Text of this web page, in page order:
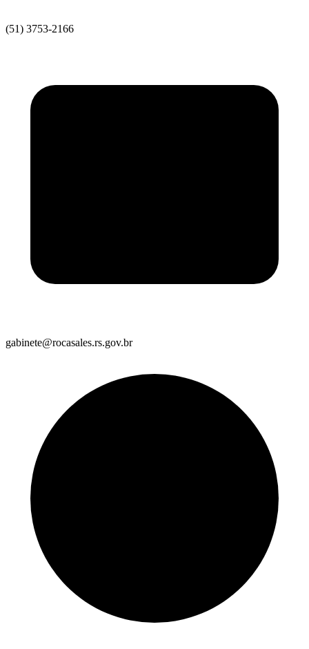
(51) 3753-2166
gabinete@rocasales.rs.gov.br